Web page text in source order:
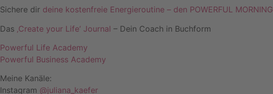
Sichere dir deine kostenfreie Energieroutine – den POWERFUL MORNING
Das ‚Create your Life‘ Journal – Dein Coach in Buchform
Powerful Life Academy
Powerful Business Academy
Meine Kanäle:
Instagram @juliana_kaefer